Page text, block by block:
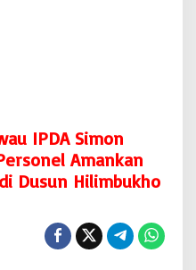
IPDA Simon
Amankan
Dusun Hilimbukho